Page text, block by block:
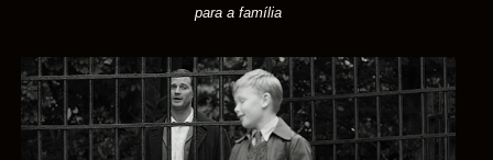
para a família